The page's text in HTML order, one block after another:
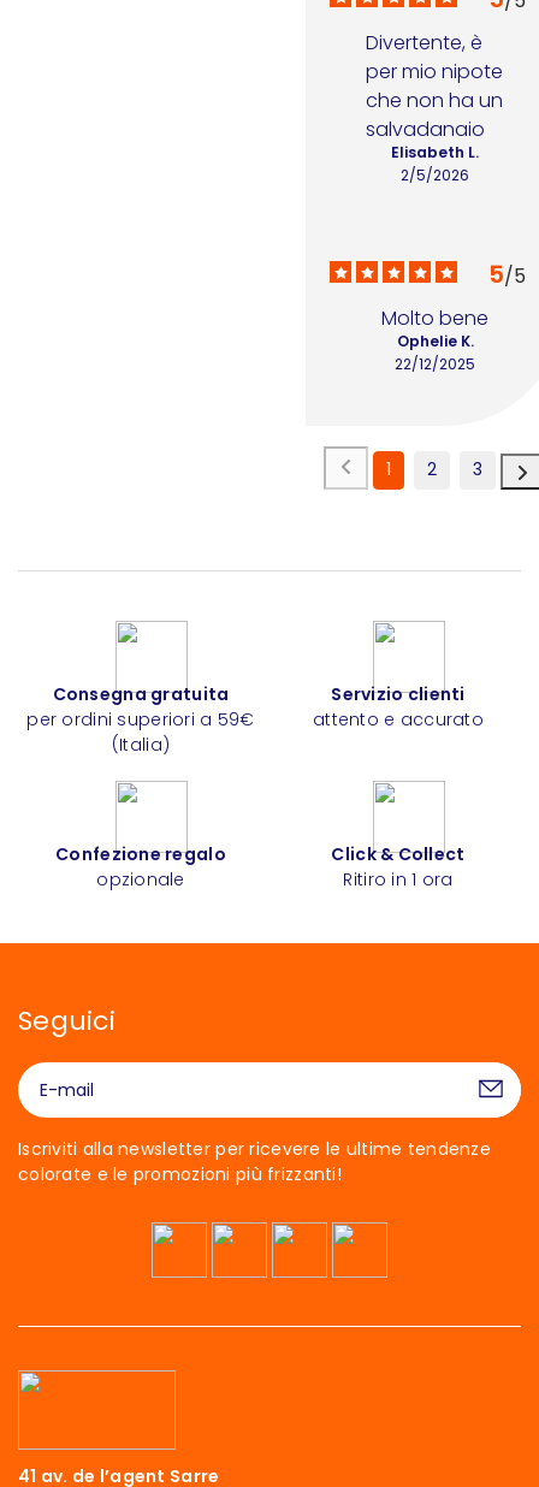
Divertente, è
per mio nipote
che non ha un
salvadanaio
2/5/2026
Elisabeth L.
5/5
Molto bene
22/12/2025
Ophelie K.
1 2 3
Consegna gratuita
per ordini superiori a 59€
(Italia)
Servizio clienti
attento e accurato
Confezione regalo
opzionale
Click & Collect
Ritiro in 1 ora
Seguici
Iscriviti alla newsletter per ricevere le ultime tendenze
colorate e le promozioni più frizzanti!
41 av. de l’agent Sarre